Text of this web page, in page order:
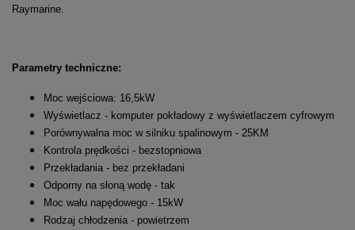
Raymarine.
Parametry techniczne:
Moc wejściowa: 16,5kW
Wyświetlacz - komputer pokładowy z wyświetlaczem cyfrowym
Porównywalna moc w silniku spalinowym - 25KM
Kontrola prędkości - bezstopniowa
Przekładania - bez przekładani
Odporny na słoną wodę - tak
Moc wału napędowego - 15kW
Rodzaj chłodzenia - powietrzem